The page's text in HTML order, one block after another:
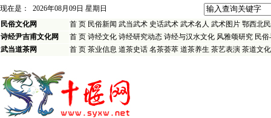
现在是：
2026年08月09日 星期日
民俗文化网
首 页 民俗新闻 武当武术 史话武术 武术名人 武术图片 鄂西北
诗经尹吉甫文化网
首 页 诗经文化 诗经研究动态 诗经与汉水文化 风雅颂研究 民
武当道茶网
首 页 茶业信息 道茶史话 名茶荟萃 道茶养生 茶艺表演 茶道文化